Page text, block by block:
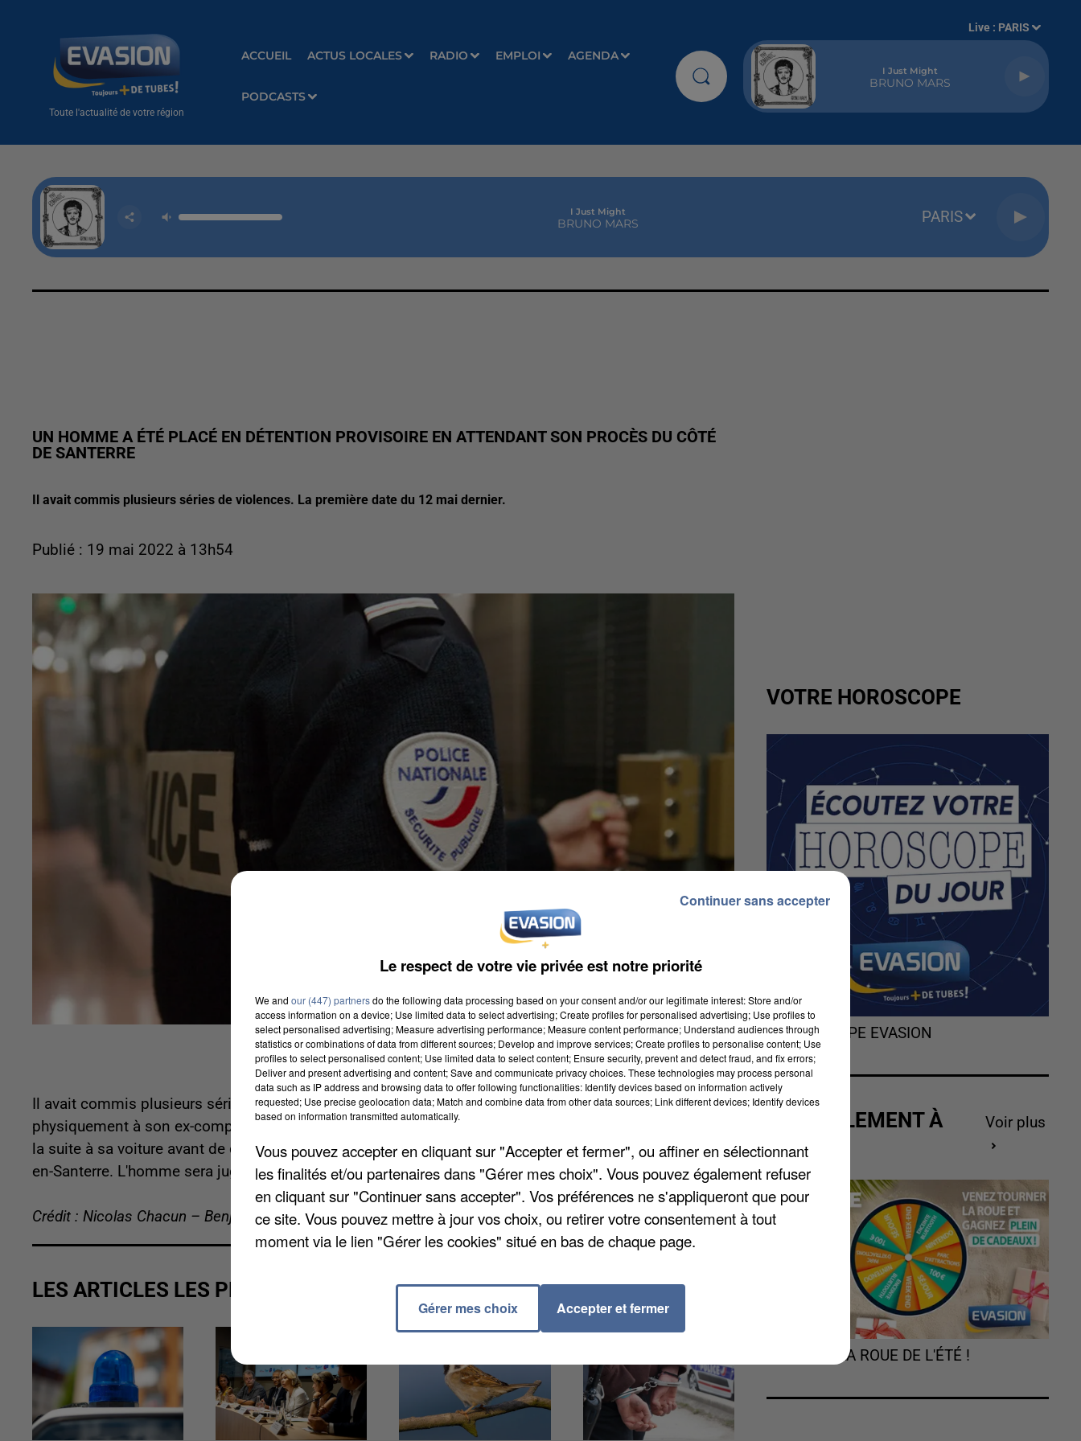
Toute l'actualité de votre région
ACCUEIL ACTUS LOCALES RADIO EMPLOI AGENDA
PODCASTS
Live : PARIS
I Just Might
BRUNO MARS
I Just Might
BRUNO MARS PARIS
UN HOMME A ÉTÉ PLACÉ EN DÉTENTION PROVISOIRE EN ATTENDANT SON PROCÈS DU CÔTÉ
DE SANTERRE
Il avait commis plusieurs séries de violences. La première date du 12 mai dernier.
Publié : 19 mai 2022 à 13h54
Il avait commis plusieurs séries de violences. La première, le 12 mai dernier, quand il s'en était pris
physiquement à son ex-compagne du côté d'Herleville, raconte
la suite à sa voiture avant de dégrader un autre véhicule le 16 mai à la barre de fer du côté de Rosières-
en-Santerre. L'homme sera jugé le 8 juin prochain.
Crédit : Nicolas Chacun – Benjamin Swiniarski
LES ARTICLES LES PLUS VUS
VOTRE HOROSCOPE
L'HOROSCOPE EVASION
ACTUELLEMENT À
GAGNER
Voir plus
TOURNEZ LA ROUE DE L'ÉTÉ !
Le respect de votre vie privée est notre priorité
We and our (447) partnersdo the following data processing based on your consent and/or our legitimate interest: Store and/or
access information on a device; Use limited data to select advertising; Create profiles for personalised advertising; Use profiles to
select personalised advertising; Measure advertising performance; Measure content performance; Understand audiences through
statistics or combinations of data from different sources; Develop and improve services; Create profiles to personalise content; Use
profiles to select personalised content; Use limited data to select content; Ensure security, prevent and detect fraud, and fix errors;
Deliver and present advertising and content; Save and communicate privacy choices. These technologies may process personal
data such as IP address and browsing data to offer following functionalities: Identify devices based on information actively
requested; Use precise geolocation data; Match and combine data from other data sources; Link different devices; Identify devices
based on information transmitted automatically.
Vous pouvez accepter en cliquant sur "Accepter et fermer", ou affiner en sélectionnant
les finalités et/ou partenaires dans "Gérer mes choix". Vous pouvez également refuser
en cliquant sur "Continuer sans accepter". Vos préférences ne s'appliqueront que pour
ce site. Vous pouvez mettre à jour vos choix, ou retirer votre consentement à tout
moment via le lien "Gérer les cookies" situé en bas de chaque page.
Gérer mes choix Accepter et fermer
Continuer sans accepter